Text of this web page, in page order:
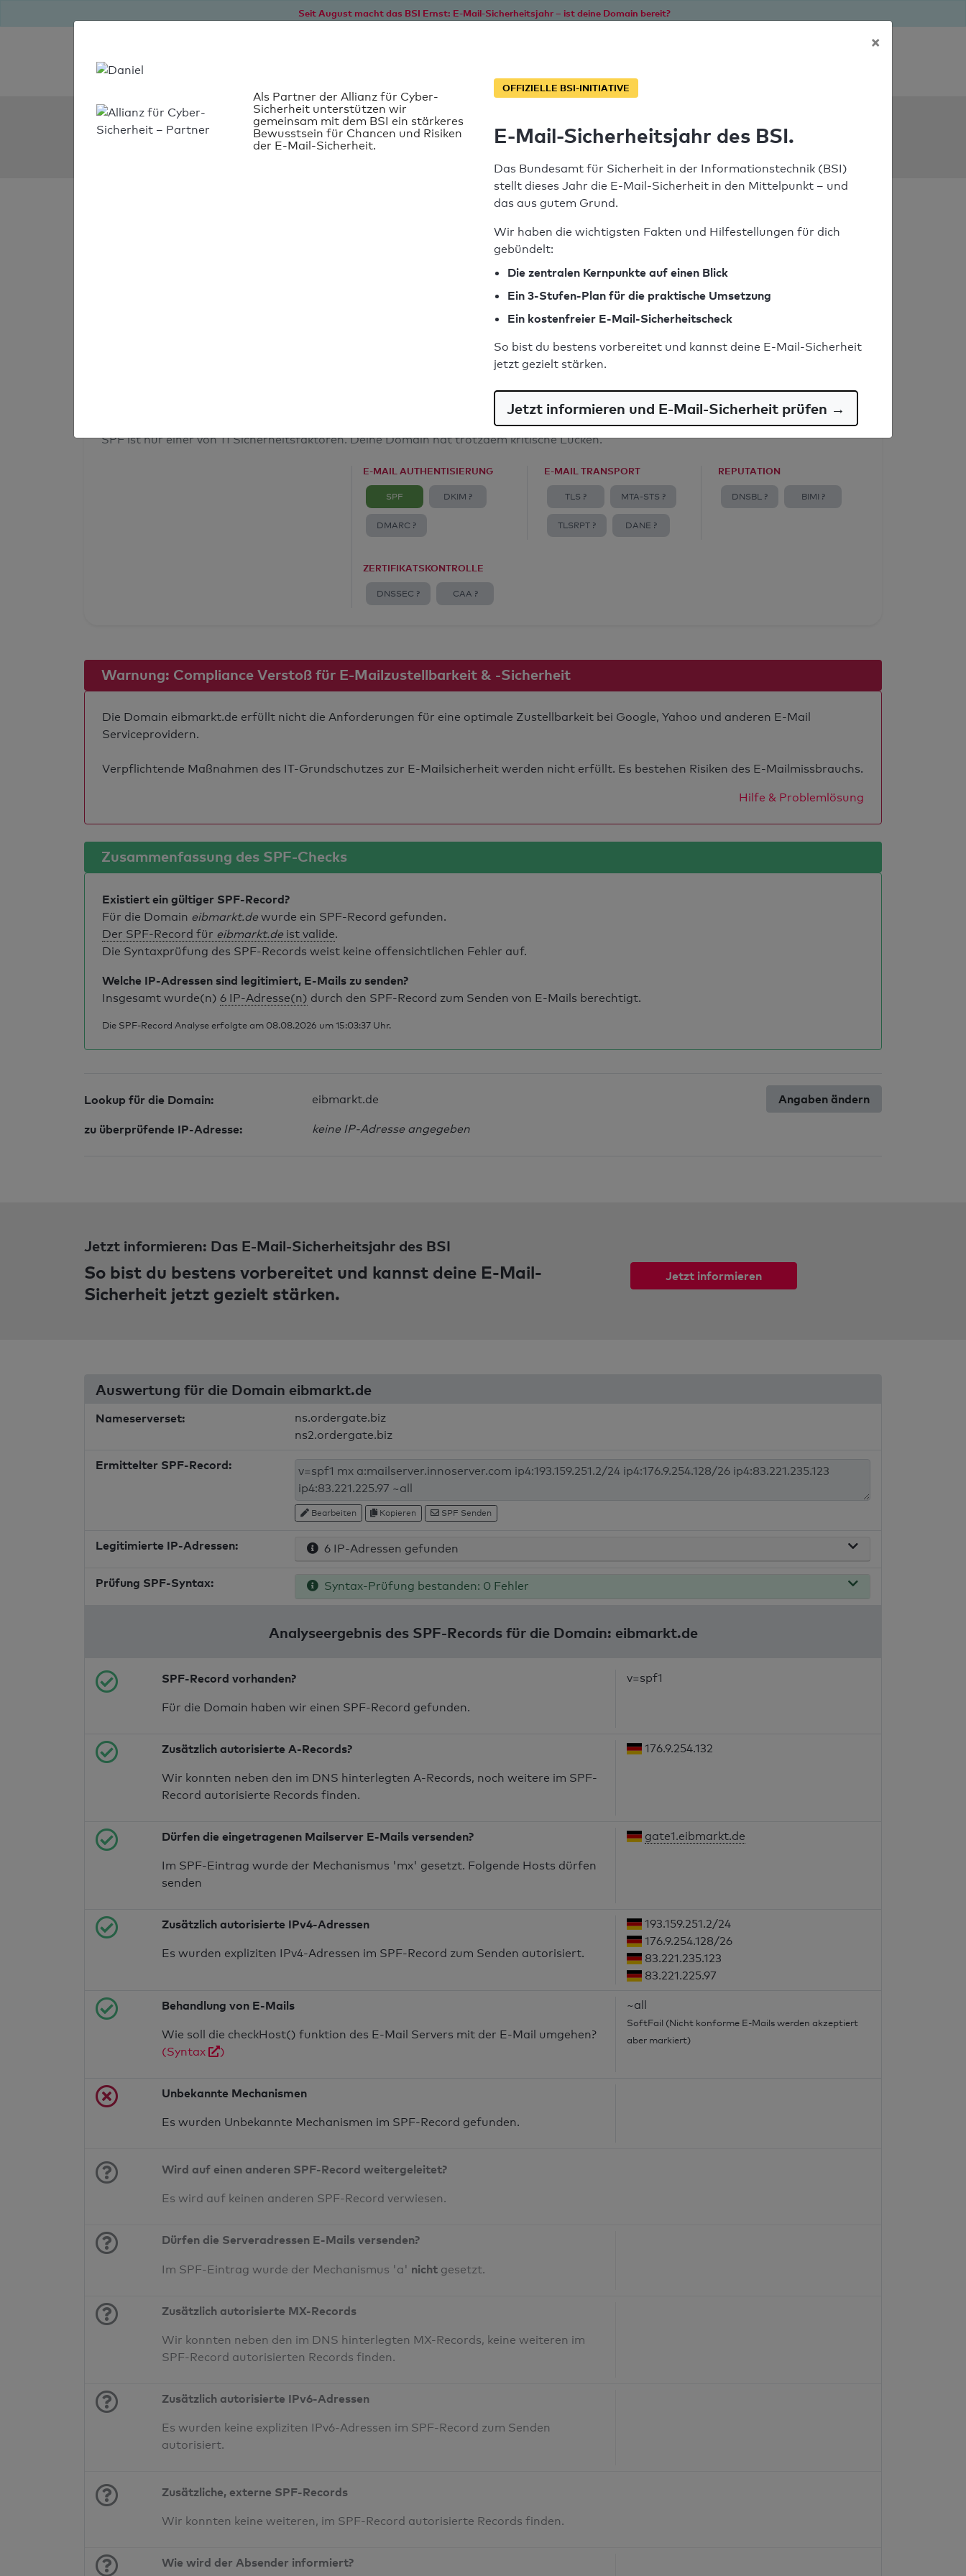
Seit August macht das BSI Ernst: E-Mail-Sicherheitsjahr – ist deine Domain bereit?
SPF Check:
Syntaxprüfung: 0 Fehler
SPF ist nur einer von 11 Sicherheitsfaktoren. Deine Domain hat trotzdem kritische Lücken.
E-MAIL AUTHENTISIERUNG
SPF DKIM ?
DMARC ?
E-MAIL TRANSPORT
TLS ? MTA-STS ?
TLSRPT ? DANE ?
REPUTATION
DNSBL ? BIMI ?
ZERTIFIKATSKONTROLLE
DNSSEC ? CAA ?
Warnung: Compliance Verstoß für E-Mailzustellbarkeit & -Sicherheit
Die Domain eibmarkt.de erfüllt nicht die Anforderungen für eine optimale Zustellbarkeit bei Google, Yahoo und anderen E-Mail
Serviceprovidern.
Verpflichtende Maßnahmen des IT-Grundschutzes zur E-Mailsicherheit werden nicht erfüllt. Es bestehen Risiken des E-Mailmissbrauchs.
Hilfe & Problemlösung
Zusammenfassung des SPF-Checks
Existiert ein gültiger SPF-Record?
Für die Domain eibmarkt.de wurde ein SPF-Record gefunden.
Der SPF-Record für eibmarkt.de ist valide.
Die Syntaxprüfung des SPF-Records weist keine offensichtlichen Fehler auf.
Welche IP-Adressen sind legitimiert, E-Mails zu senden?
Insgesamt wurde(n) 6 IP-Adresse(n) durch den SPF-Record zum Senden von E-Mails berechtigt.
Die SPF-Record Analyse erfolgte am 08.08.2026 um 15:03:37 Uhr.
Lookup für die Domain: eibmarkt.de
zu überprüfende IP-Adresse: keine IP-Adresse angegeben
Angaben ändern
×
Als Partner der Allianz für Cyber-
Sicherheit unterstützen wir
gemeinsam mit dem BSI ein stärkeres
Bewusstsein für Chancen und Risiken
der E-Mail-Sicherheit.
OFFIZIELLE BSI-INITIATIVE
E-Mail-Sicherheitsjahr des BSI.
Das Bundesamt für Sicherheit in der Informationstechnik (BSI)
stellt dieses Jahr die E-Mail-Sicherheit in den Mittelpunkt – und
das aus gutem Grund.
Wir haben die wichtigsten Fakten und Hilfestellungen für dich
gebündelt:
Die zentralen Kernpunkte auf einen Blick
Ein 3-Stufen-Plan für die praktische Umsetzung
Ein kostenfreier E-Mail-Sicherheitscheck
So bist du bestens vorbereitet und kannst deine E-Mail-Sicherheit
jetzt gezielt stärken.
Jetzt informieren und E-Mail-Sicherheit prüfen →
Jetzt informieren: Das E-Mail-Sicherheitsjahr des BSI
So bist du bestens vorbereitet und kannst deine E-Mail-
Sicherheit jetzt gezielt stärken.
Jetzt informieren
Auswertung für die Domain eibmarkt.de
Nameserverset:
ns.ordergate.biz
ns2.ordergate.biz
Ermittelter SPF-Record:
Bearbeiten Kopieren SPF Senden
Legitimierte IP-Adressen: 6 IP-Adressen gefunden
Prüfung SPF-Syntax: Syntax-Prüfung bestanden: 0 Fehler
Analyseergebnis des SPF-Records für die Domain: eibmarkt.de
SPF-Record vorhanden?
Für die Domain haben wir einen SPF-Record gefunden.
v=spf1
Zusätzlich autorisierte A-Records?
Wir konnten neben den im DNS hinterlegten A-Records, noch weitere im SPF-
Record autorisierte Records finden.
176.9.254.132
Dürfen die eingetragenen Mailserver E-Mails versenden?
Im SPF-Eintrag wurde der Mechanismus 'mx' gesetzt. Folgende Hosts dürfen
senden
gate1.eibmarkt.de
Zusätzlich autorisierte IPv4-Adressen
Es wurden expliziten IPv4-Adressen im SPF-Record zum Senden autorisiert.
193.159.251.2/24
176.9.254.128/26
83.221.235.123
83.221.225.97
Behandlung von E-Mails
Wie soll die checkHost() funktion des E-Mail Servers mit der E-Mail umgehen?
(Syntax
)
~all
SoftFail (Nicht konforme E-Mails werden akzeptiert
aber markiert)
Unbekannte Mechanismen
Es wurden Unbekannte Mechanismen im SPF-Record gefunden.
Wird auf einen anderen SPF-Record weitergeleitet?
Es wird auf keinen anderen SPF-Record verwiesen.
Dürfen die Serveradressen E-Mails versenden?
Im SPF-Eintrag wurde der Mechanismus 'a' nicht gesetzt.
Zusätzlich autorisierte MX-Records
Wir konnten neben den im DNS hinterlegten MX-Records, keine weiteren im
SPF-Record autorisierten Records finden.
Zusätzlich autorisierte IPv6-Adressen
Es wurden keine expliziten IPv6-Adressen im SPF-Record zum Senden
autorisiert.
Zusätzliche, externe SPF-Records
Wir konnten keine weiteren, im SPF-Record autorisierte Records finden.
Wie wird der Absender informiert?